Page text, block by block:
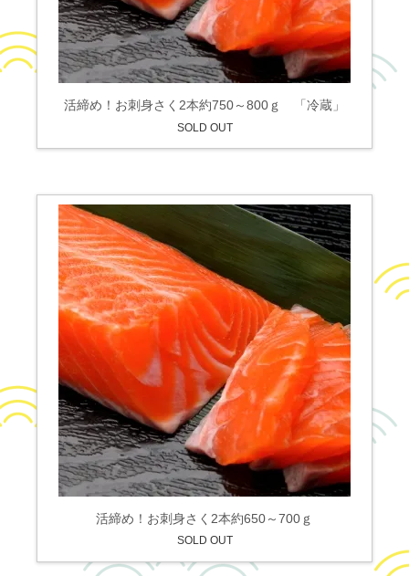
活締め！お刺身さく2本約750～800ｇ 「冷蔵」
SOLD OUT
活締め！お刺身さく2本約650～700ｇ
SOLD OUT